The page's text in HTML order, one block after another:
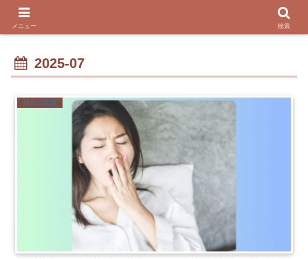
2025-07
睡眠の問題
メニュー 検索